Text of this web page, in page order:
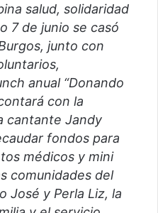
salud, solidaridad
7 de junio se casó
junto con
anual “Donando
con la
cantante Jandy
fondos para
médicos y mini
comunidades del
José y Perla Liz, la